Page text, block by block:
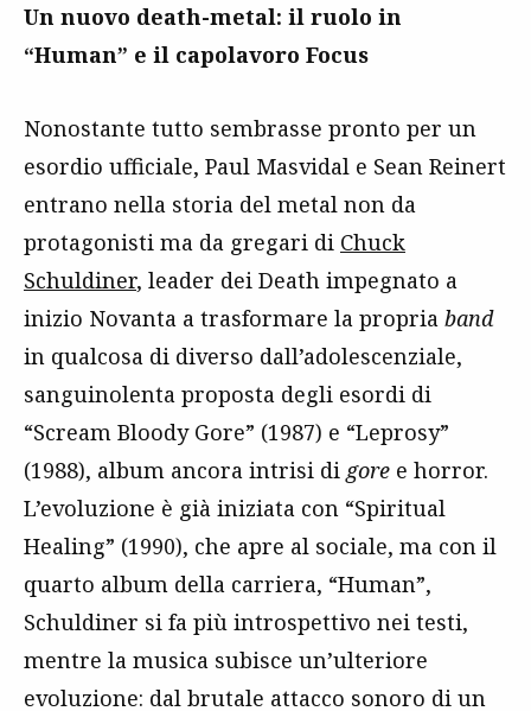
Un nuovo death-metal: il ruolo in
“Human” e il capolavoro Focus
Nonostante tutto sembrasse pronto per un
esordio ufficiale, Paul Masvidal e Sean Reinert
entrano nella storia del metal non da
protagonisti ma da gregari di Chuck
Schuldiner, leader dei Death impegnato a
inizio Novanta a trasformare la propria band
in qualcosa di diverso dall’adolescenziale,
sanguinolenta proposta degli esordi di
“Scream Bloody Gore” (1987) e “Leprosy”
(1988), album ancora intrisi di gore e horror.
L’evoluzione è già iniziata con “Spiritual
Healing” (1990), che apre al sociale, ma con il
quarto album della carriera, “Human”,
Schuldiner si fa più introspettivo nei testi,
mentre la musica subisce un’ulteriore
evoluzione: dal brutale attacco sonoro di un